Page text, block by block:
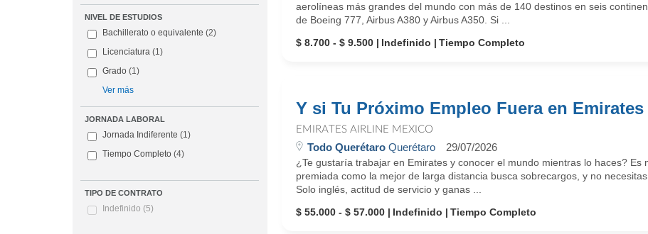
NIVEL DE ESTUDIOS
Bachillerato o equivalente (2)
Licenciatura (1)
Grado (1)
Ver más
JORNADA LABORAL
Jornada Indiferente (1)
Tiempo Completo (4)
TIPO DE CONTRATO
Indefinido (5)
aerolíneas más grandes del mundo con más de 140 destinos en seis
de Boeing 777, Airbus A380 y Airbus A350. Si ...
$ 8.700 - $ 9.500
Indefinido Tiempo Completo
Y si Tu Próximo Empleo Fuera en
EMIRATES AIRLINE MEXICO
Todo QuerétaroQuerétaro 29/07/2026
¿Te gustaría trabajar en Emirates y conocer el mundo mientras lo haces?
premiada como la mejor de larga distancia busca sobrecargos, y no
Solo inglés, actitud de servicio y ganas ...
$ 55.000 - $ 57.000
Indefinido Tiempo Completo